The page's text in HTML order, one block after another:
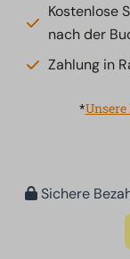
Kostenlose
nach der
Zahlung in
*
Sichere